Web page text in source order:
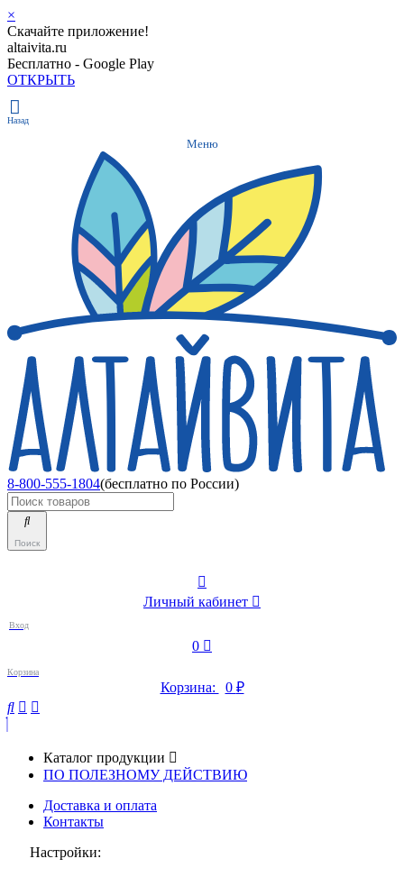
×
Скачайте приложение!
altaivita.ru
Бесплатно - Google Play
ОТКРЫТЬ
Назад
Меню
8-800-555-1804(бесплатно по России)
Поиск
Личный кабинет
Вход
0
Корзина
Корзина: 0 ₽
Каталог продукции
ПО ПОЛЕЗНОМУ ДЕЙСТВИЮ
Доставка и оплата
Контакты
Настройки: